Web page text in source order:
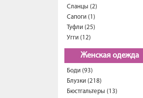
Сланцы (2)
Сапоги (1)
Туфли (25)
Угги (12)
Женская одежда
Боди (93)
Блузки (218)
Бюстгальтеры (13)